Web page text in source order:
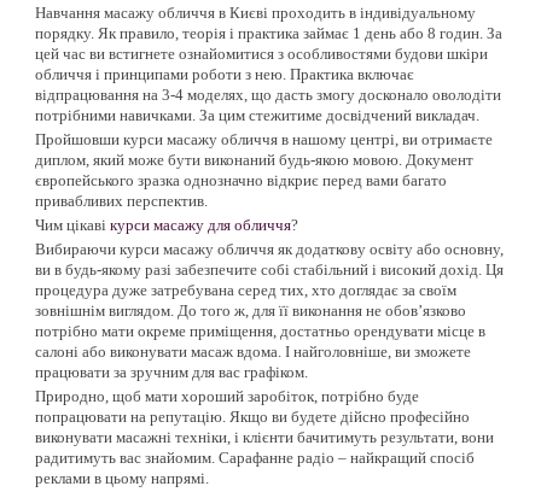
Навчання масажу обличчя в Києві проходить в індивідуальному
порядку. Як правило, теорія і практика займає 1 день або 8 годин. За
цей час ви встигнете ознайомитися з особливостями будови шкіри
обличчя і принципами роботи з нею. Практика включає
відпрацювання на 3-4 моделях, що дасть змогу досконало оволодіти
потрібними навичками. За цим стежитиме досвідчений викладач.
Пройшовши курси масажу обличчя в нашому центрі, ви отримаєте
диплом, який може бути виконаний будь-якою мовою. Документ
європейського зразка однозначно відкриє перед вами багато
привабливих перспектив.
Чим цікаві курси масажу для обличчя?
Вибираючи курси масажу обличчя як додаткову освіту або основну,
ви в будь-якому разі забезпечите собі стабільний і високий дохід. Ця
процедура дуже затребувана серед тих, хто доглядає за своїм
зовнішнім виглядом. До того ж, для її виконання не обов’язково
потрібно мати окреме приміщення, достатньо орендувати місце в
салоні або виконувати масаж вдома. І найголовніше, ви зможете
працювати за зручним для вас графіком.
Природно, щоб мати хороший заробіток, потрібно буде
попрацювати на репутацію. Якщо ви будете дійсно професійно
виконувати масажні техніки, і клієнти бачитимуть результати, вони
радитимуть вас знайомим. Сарафанне радіо – найкращий спосіб
реклами в цьому напрямі.